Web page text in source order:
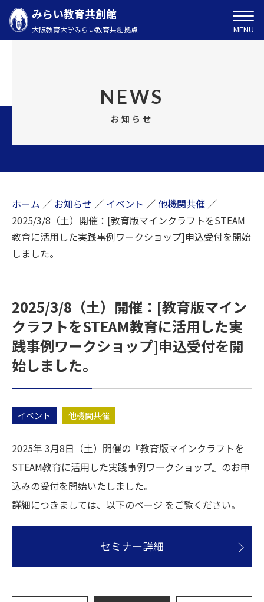
みらい教育共創館
大阪教育大学みらい教育共創拠点 MENU
NEWS
お知らせ
ホーム ／ お知らせ ／ イベント ／他機関共催 ／
2025/3/8（土）開催：[教育版マインクラフトをSTEAM
教育に活用した実践事例ワークショップ]申込受付を開始
しました。
2025/3/8（土）開催：[教育版マイン
クラフトをSTEAM教育に活用した実
践事例ワークショップ]申込受付を開
始しました。
イベント 他機関共催
2025年 3月8日（土）開催の『教育版マインクラフトを
STEAM教育に活用した実践事例ワークショップ』のお申
込みの受付を開始いたしました。
詳細につきましては、以下のページ をご覧ください。
セミナー詳細